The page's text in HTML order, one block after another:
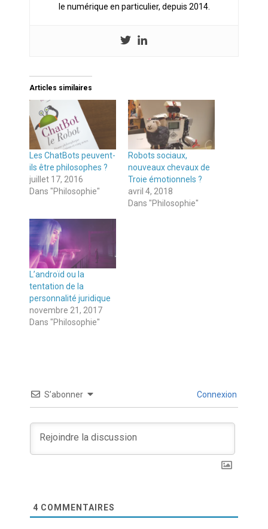
le numérique en particulier, depuis 2014.
Articles similaires
Les ChatBots peuvent-
ils être philosophes ?
juillet 17, 2016
Dans "Philosophie"
Robots sociaux,
nouveaux chevaux de
Troie émotionnels ?
avril 4, 2018
Dans "Philosophie"
L’androïd ou la
tentation de la
personnalité juridique
novembre 21, 2017
Dans "Philosophie"
S’abonner Connexion
4 COMMENTAIRES